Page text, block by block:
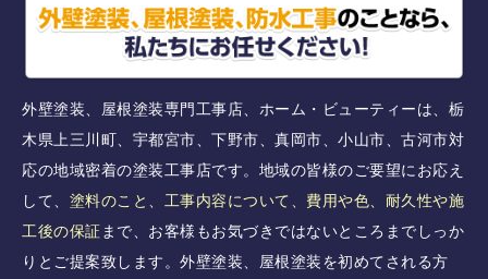
外壁塗装、屋根塗装専門工事店、ホーム・ビューティーは、栃
木県上三川町、宇都宮市、下野市、真岡市、小山市、古河市対
応の地域密着の塗装工事店です。地域の皆様のご要望にお応え
して、 塗料のこと、⼯事内容について、費⽤や⾊、耐久性や施
⼯後の保証まで、お客様もお気づきではないところまでしっか
りとご提案致します。外壁塗装、屋根塗装を初めてされる方